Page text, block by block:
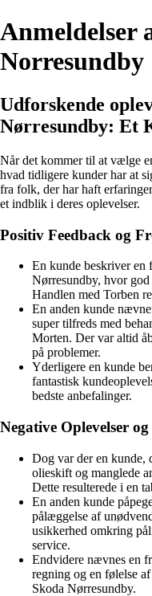
Anmeldelser
Norresundby
Udforskende
Nørresundby: Et
Når det kommer til at vælge
hvad tidligere kunder har at
fra folk, der har haft
et indblik i deres oplevelser.
Positiv Feedback og
En kunde beskriver en
Nørresundby, hvor
Handlen med Torben
En anden kunde
super tilfreds med
Morten. Der var altid
på problemer.
Yderligere en kunde
fantastisk
bedste anbefalinger.
Negative Oplevelser
Dog var der en kunde,
olieskift og manglede
Dette resulterede i en
En anden kunde
pålæggelse af
usikkerhed omkring
service.
Endvidere nævnes en
regning og en følelse
Skoda Nørresundby.